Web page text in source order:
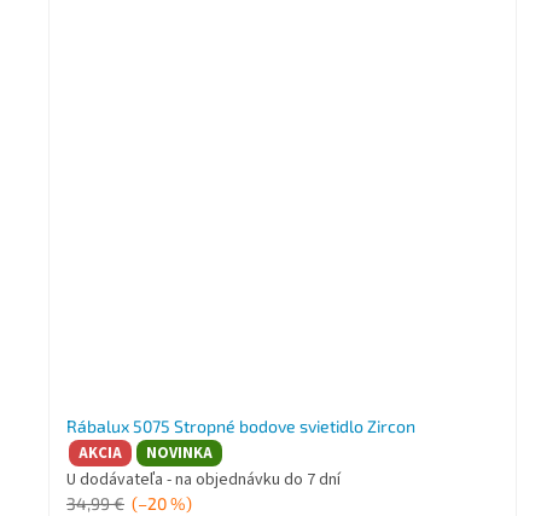
Rábalux 5075 Stropné bodove svietidlo Zircon
AKCIA NOVINKA
U dodávateľa - na objednávku do 7 dní
34,99 € (–20 %)